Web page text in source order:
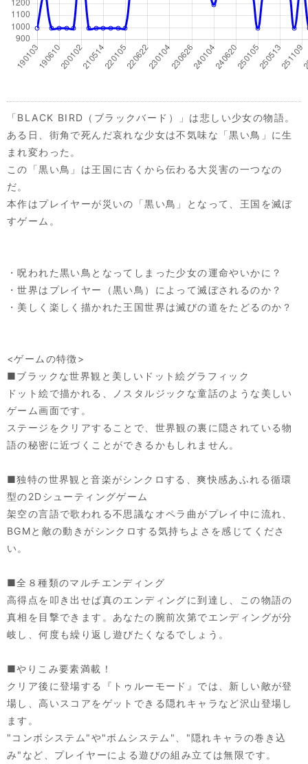
「BLACK BIRD（ブラックバード）」は悲しい少女の物語。
ある日、街角で死んだ哀れな少女は不気味な「黒い鳥」に生
まれ変わった。
この「黒い鳥」は王国に古くから伝わる大災害の一つなの
だ。
本作はプレイヤーが災いの「黒い鳥」となって、王国を滅ぼ
すゲーム。
・呪われた黒い鳥となってしまった少女の運命やいかに？
・世界はプレイヤー（黒い鳥）によって滅ぼされるのか？
・美しく楽しく描かれた王国世界は滅びの道をたどるのか？
<ゲームの特徴>
■ブラックな世界観と美しいドット絵グラフィック
ドット絵で描かれる、ノスタルジックな童話のような美しい
ゲーム画面です。
ステージをクリアすることで、世界観の裏に隠されている物
語の秘密に近づくことができるかもしれません。
■独特の世界観と音楽がシンクロする、爽快感あふれる循環
型の2Dシューティングゲーム
架空の言語で歌われる不思議なオペラ曲がプレイ中に流れ、
BGMと敵の動きがシンクロする気持ちよさを感じてくださ
い。
■全８種類のマルチエンディング
高得点を叩き出せば真のエンディングに到達し、この物語の
真相を目撃できます。あなたの腕前次第でエンディングが分
岐し、何度も繰り返し遊びたくなるでしょう。
■やりこみ要素満載！
クリア後に登場する『トゥルーモード』では、新しい敵が登
場し、高いスコアをゲットできる隠れキャラなど沢山登場し
ます。
"コンボシステム"や"ボムシステム"、"隠れキャラの巻き込
み"など、プレイヤーによる遊びの組み立ては無限です。